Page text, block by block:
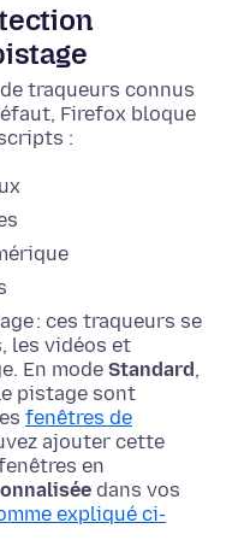
traqueurs connus
Firefox bloque
:
: ces traqueurs se
les vidéos et
En mode Standard ,
pistage sont
fenêtres de
ajouter cette
en
dans vos
expliqué ci-